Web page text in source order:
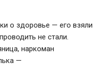
о здоровье — его взяли
не стали.
наркоман
—